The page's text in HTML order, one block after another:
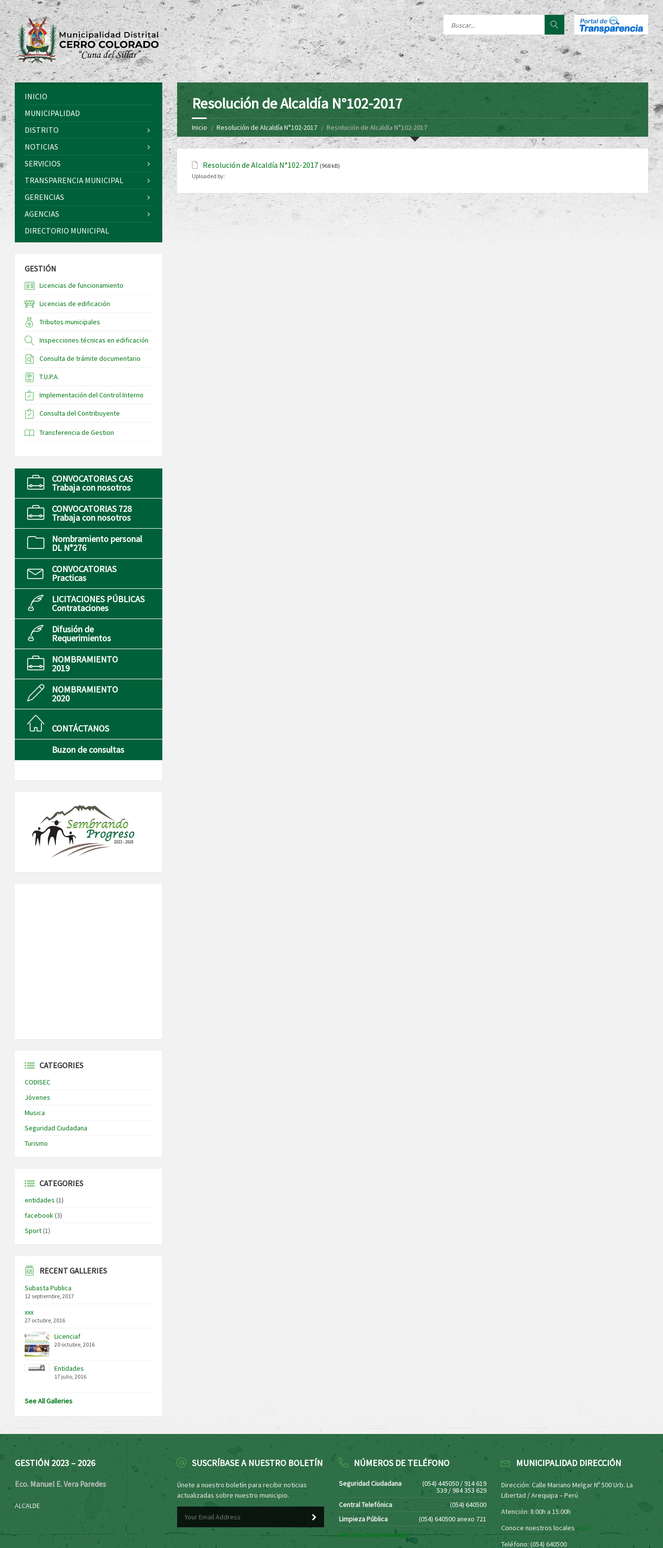
Resolución de Alcaldía N°102-2017
Inicio Resolución de Alcaldía N°102-2017 Resolución de Alcaldía N°102-2017
Resolución de Alcaldía N°102-2017 (968 kB)
Uploaded by:
INICIO
MUNICIPALIDAD
DISTRITO
NOTICIAS
SERVICIOS
TRANSPARENCIA MUNICIPAL
GERENCIAS
AGENCIAS
DIRECTORIO MUNICIPAL
GESTIÓN
Licencias de funcionamiento
Licencias de edificación
Tributos municipales
Inspecciones técnicas en edificación
Consulta de trámite documentario
T.U.P.A.
Implementación del Control Interno
Consulta del Contribuyente
Transferencia de Gestion
CONVOCATORIAS CAS
Trabaja con nosotros
CONVOCATORIAS 728
Trabaja con nosotros
Nombramiento personal
DL N°276
CONVOCATORIAS
Practicas
LICITACIONES PÚBLICAS
Contrataciones
Difusión de
Requerimientos
NOMBRAMIENTO
2019
NOMBRAMIENTO
2020
CONTÁCTANOS
Buzon de consultas
CATEGORIES
CODISEC
Jóvenes
Musica
Seguridad Ciudadana
Turismo
CATEGORIES
entidades (1)
facebook(3)
Sport(1)
RECENT GALLERIES
Subasta Publica
12 septiembre, 2017
xxx
27 octubre, 2016
Licenciaf
20 octubre, 2016
Entidades
17 julio, 2016
See All Galleries
GESTIÓN 2023 – 2026
Eco. Manuel E. Vera Paredes
ALCALDE
SUSCRÍBASE A NUESTRO BOLETÍN
Únete a nuestro boletín para recibir noticias
actualizadas sobre nuestro municipio.
NÚMEROS DE TELÉFONO
Seguridad Ciudadana (054) 445050 / 914 619
539 / 984 353 629
Central Telefónica
(054) 640500
Limpieza Pública
(054) 640500 anexo 721
Ver directorio municipal
MUNICIPALIDAD DIRECCIÓN
Dirección: Calle Mariano Melgar Nº 500 Urb. La
Libertad / Arequipa – Perú
Atención: 8:00h a 15:00h
Conoce nuestros locales aquí
Teléfono: (054) 640500